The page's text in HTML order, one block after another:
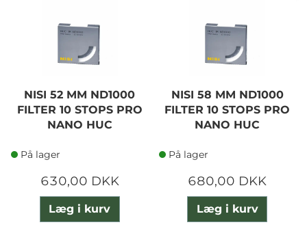
NISI 52 MM ND1000
FILTER 10 STOPS PRO
NANO HUC
På lager
630,00 DKK
Læg i kurv
NISI 58 MM ND1000
FILTER 10 STOPS PRO
NANO HUC
På lager
680,00 DKK
Læg i kurv